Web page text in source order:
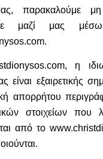
παρακαλούμε μη
μαζί μας
η
είναι εξαιρετικής
απορρήτου
στοιχείων που
από το